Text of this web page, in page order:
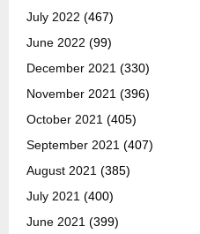
July 2022 (467)
June 2022 (99)
December 2021 (330)
November 2021 (396)
October 2021 (405)
September 2021 (407)
August 2021 (385)
July 2021 (400)
June 2021 (399)